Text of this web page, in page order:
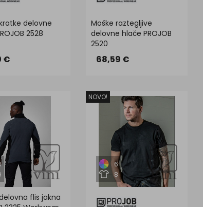
delovne
2528
€
Moške raztegljive
delovne hlače PROJOB
2520
68,59 €
flis jakna
NOVO!
6
8